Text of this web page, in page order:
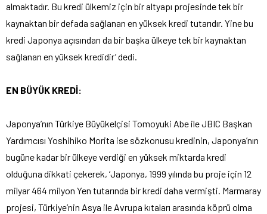
almaktadır. Bu kredi ülkemiz için bir altyapı projesinde tek bir
kaynaktan bir defada sağlanan en yüksek kredi tutarıdır. Yine bu
kredi Japonya açısından da bir başka ülkeye tek bir kaynaktan
sağlanan en yüksek kredidir’ dedi.
EN BÜYÜK KREDİ:
Japonya’nın Türkiye Büyükelçisi Tomoyuki Abe ile JBIC Başkan
Yardımcısı Yoshihiko Morita ise sözkonusu kredinin, Japonya’nın
bugüne kadar bir ülkeye verdiği en yüksek miktarda kredi
olduğuna dikkati çekerek, ‘Japonya, 1999 yılında bu proje için 12
milyar 464 milyon Yen tutarında bir kredi daha vermişti. Marmaray
projesi, Türkiye’nin Asya ile Avrupa kıtaları arasında köprü olma